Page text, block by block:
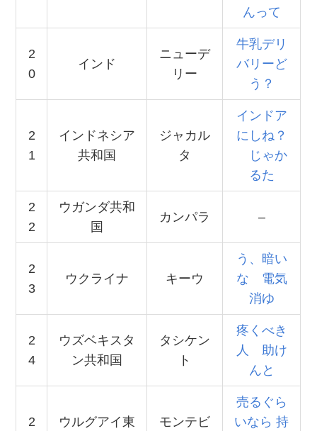
んって
2
0
インド
ニューデ
リー
牛乳デリ
バリーど
う？
2
1
インドネシア
共和国
ジャカル
タ
インドア
にしね？
じゃか
るた
2
2
ウガンダ共和
国
カンパラ –
2
3
ウクライナ キーウ
う、暗い
な 電気
消ゆ
2
4
ウズベキスタ
ン共和国
タシケン
ト
疼くべき
人 助け
んと
2 ウルグアイ東 モンテビ
売るぐら
いなら 持